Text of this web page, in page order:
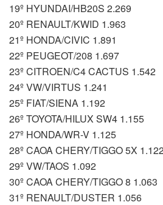
19º HYUNDAI/HB20S 2.269
20º RENAULT/KWID 1.963
21º HONDA/CIVIC 1.891
22º PEUGEOT/208 1.697
23º CITROEN/C4 CACTUS 1.542
24º VW/VIRTUS 1.241
25º FIAT/SIENA 1.192
26º TOYOTA/HILUX SW4 1.155
27º HONDA/WR-V 1.125
28º CAOA CHERY/TIGGO 5X
29º VW/TAOS 1.092
30º CAOA CHERY/TIGGO 8 1.063
31º RENAULT/DUSTER 1.056